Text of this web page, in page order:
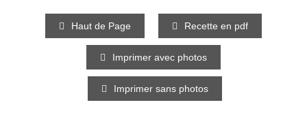
Haut de Page Recette en pdf
Imprimer avec photos
Imprimer sans photos